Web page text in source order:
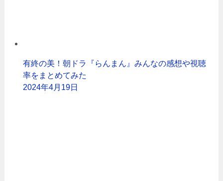
有終の美！朝ドラ『らんまん』みんなの感想や視聴
率をまとめてみた
2024年4月19日